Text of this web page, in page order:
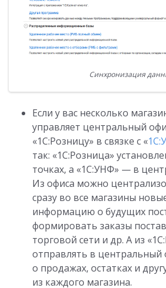
Синхронизация
Если у вас несколько
управляет центральный
«1С:Розницу» в связке с «
так: «1С:Розница»
точках, а «1С:УНФ» — в
Из офиса можно
сразу во все магазины
информацию о будущих
формировать заказы
торговой сети и др. А из
отправлять в центральный
о продажах, остатках и
из каждого магазина.